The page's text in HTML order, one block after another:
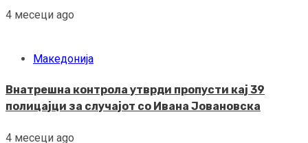
4 месеци ago
Македонија
Внатрешна контрола утврди пропусти кај 39
полицајци за случајот со Ивана Јовановска
4 месеци ago